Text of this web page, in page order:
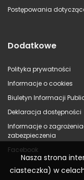
Postępowania
Dodatkowe
Polityka prywatności
Informacje o cookies
Biuletyn Informacji
Deklaracja dostępności
Informacje o
zabezpieczenia
Facebook
Nasza strona
ciasteczka) w